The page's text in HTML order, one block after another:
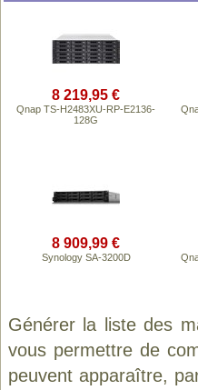
8 219,95 €
Qnap TS-H2483XU-RP-E2136-
128G
8 909,99 €
Synology SA-3200D
Générer la liste des
vous permettre de
peuvent apparaître,